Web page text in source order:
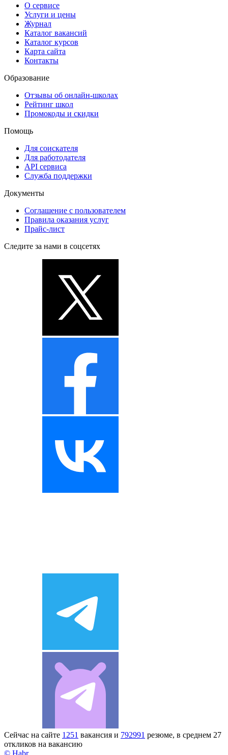
О сервисе
Услуги и цены
Журнал
Каталог вакансий
Каталог курсов
Карта сайта
Контакты
Образование
Отзывы об онлайн-школах
Рейтинг школ
Промокоды и скидки
Помощь
Для соискателя
Для работодателя
API сервиса
Служба поддержки
Документы
Соглашение с пользователем
Правила оказания услуг
Прайс-лист
Следите за нами в соцсетях
Сейчас на сайте 1251 вакансия и 792991 резюме, в среднем 27
откликов на вакансию
© Habr